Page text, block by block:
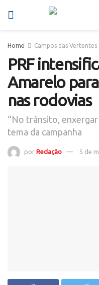
Home Campos das Vertentes
PRF
Amarelo
nas rodovias
“No trânsito,
tema da campanha
por Redação 5 de